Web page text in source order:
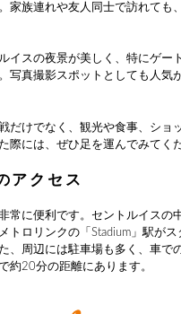
家族連れや友人同士で訪れても
イスの夜景が美しく、特にゲー
写真撮影スポットとしても人気
だけでなく、観光や食事、ショ
際には、ぜひ足を運んでみてく
アクセス
常に便利です。セントルイスの
ロリンクの「Stadium」駅がス
、周辺には駐車場も多く、車で
約20分の距離にあります。